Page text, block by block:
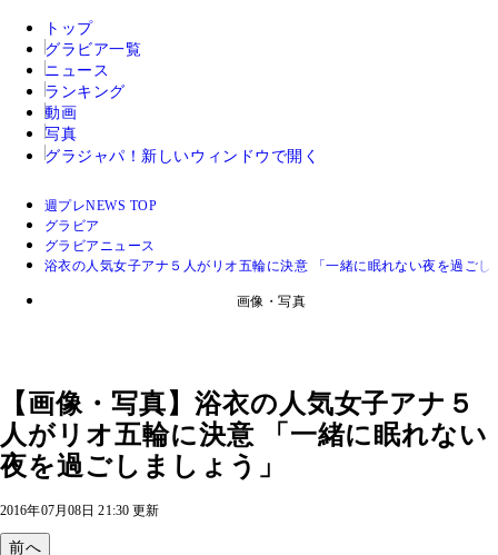
トップ
グラビア一覧
ニュース
ランキング
動画
写真
グラジャパ！ 新しいウィンドウで開く
週プレNEWS TOP
グラビア
グラビアニュース
浴衣の人気女子アナ５人がリオ五輪に決意 「一緒に眠れない夜を過ごし
画像・写真
【画像・写真】浴衣の人気女子アナ５
人がリオ五輪に決意 「一緒に眠れない
夜を過ごしましょう」
2016年07月08日 21:30 更新
前へ